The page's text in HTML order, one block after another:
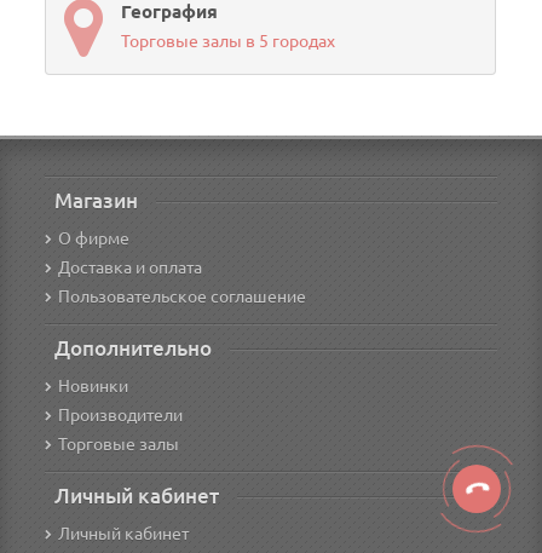
География
Торговые залы в 5 городах
Магазин
О фирме
Доставка и оплата
Пользовательское соглашение
Дополнительно
Новинки
Производители
Торговые залы
Личный кабинет
Личный кабинет